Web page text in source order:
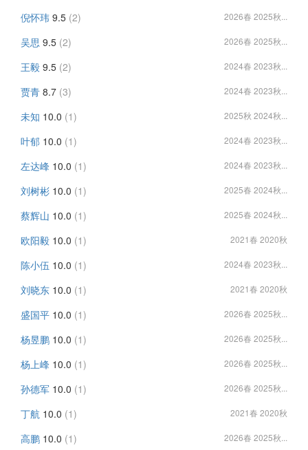
倪怀玮 9.5 (2) 2026春 2025秋...
吴思 9.5 (2) 2026春 2025秋...
王毅 9.5 (2) 2024春 2023秋...
贾青 8.7 (3) 2024春 2023秋...
未知 10.0 (1) 2025秋 2024秋...
叶郁 10.0 (1) 2024春 2023秋...
左达峰 10.0 (1) 2024春 2023秋...
刘树彬 10.0 (1) 2025春 2024秋...
蔡辉山 10.0 (1) 2025春 2024秋...
欧阳毅 10.0 (1) 2021春 2020秋
陈小伍 10.0 (1) 2024春 2023秋...
刘晓东 10.0 (1) 2021春 2020秋
盛国平 10.0 (1) 2026春 2025秋...
杨昱鹏 10.0 (1) 2026春 2025秋...
杨上峰 10.0 (1) 2026春 2025秋...
孙德军 10.0 (1) 2026春 2025秋...
丁航 10.0 (1) 2021春 2020秋
高鹏 10.0 (1) 2026春 2025秋...